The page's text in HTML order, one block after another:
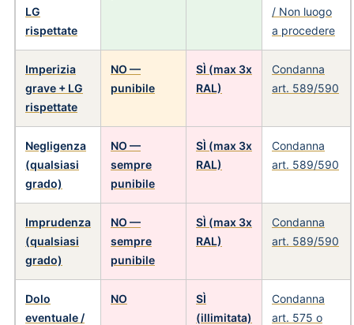
LG
rispettate
/ Non luogo
a procedere
Imperizia
grave + LG
rispettate
NO —
punibile
SÌ (max 3x
RAL)
Condanna
art. 589/590
Negligenza
(qualsiasi
grado)
NO —
sempre
punibile
SÌ (max 3x
RAL)
Condanna
art. 589/590
Imprudenza
(qualsiasi
grado)
NO —
sempre
punibile
SÌ (max 3x
RAL)
Condanna
art. 589/590
Dolo
eventuale /
NO
SÌ
(illimitata)
Condanna
art. 575 o